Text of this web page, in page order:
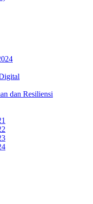
dan Resiliensi